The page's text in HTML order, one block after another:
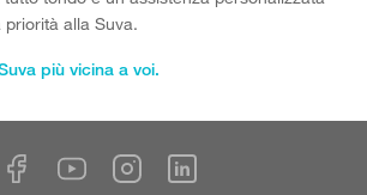
alla Suva.
più vicina a voi.